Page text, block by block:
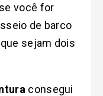
você for
de barco
sejam dois
consegui